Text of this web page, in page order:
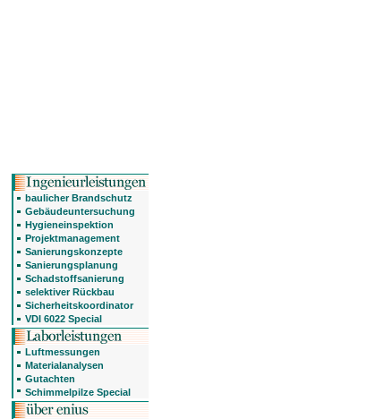
baulicher Brandschutz
Gebäudeuntersuchung
Hygieneinspektion
Projektmanagement
Sanierungskonzepte
Sanierungsplanung
Schadstoffsanierung
selektiver Rückbau
Sicherheitskoordinator
VDI 6022 Special
Luftmessungen
Materialanalysen
Gutachten
Schimmelpilze Special